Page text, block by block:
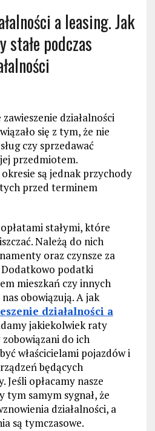
a leasing. Jak
stałe podczas
działalności
się z tym, że nie
czy sprzedawać
przedmiotem.
są jednak przychody
przed terminem
stałymi, które
Należą do nich
oraz czynsze za
podatki
mieszkań czy innych
obowiązują. A jak
działalności a
jakiekolwiek raty
do ich
właścicielami pojazdów i
będących
opłacamy nasze
tym samym sygnał, że
działalności, a
są tymczasowe.